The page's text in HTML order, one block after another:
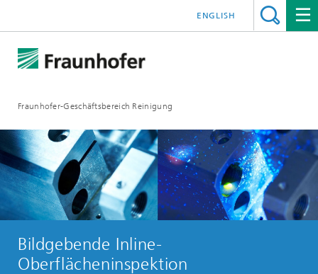
Fraunhofer-Geschäftsbereich Reinigung
ENGLISH
Bildgebende Inline-
Oberflächeninspektion